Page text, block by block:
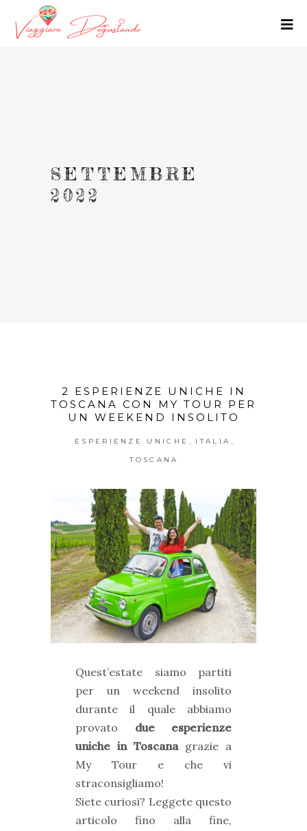
SETTEMBRE
2022
2 ESPERIENZE UNICHE IN
TOSCANA CON MY TOUR PER
UN WEEKEND INSOLITO
ESPERIENZE UNICHE ITALIA
TOSCANA
Quest’estate siamo partiti
per un weekend insolito
durante il quale abbiamo
provato due esperienze
uniche in Toscanagrazie a
My Tour e che vi
straconsigliamo!
Siete curiosi? Leggete questo
articolo fino alla fine,